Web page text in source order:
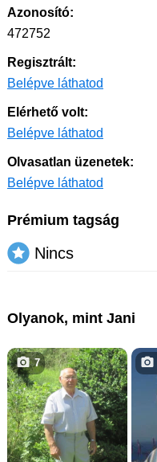
Azonosító:
472752
Regisztrált:
Belépve láthatod
Elérhető volt:
Belépve láthatod
Olvasatlan üzenetek:
Belépve láthatod
Prémium tagság
Nincs
Olyanok, mint Jani
7